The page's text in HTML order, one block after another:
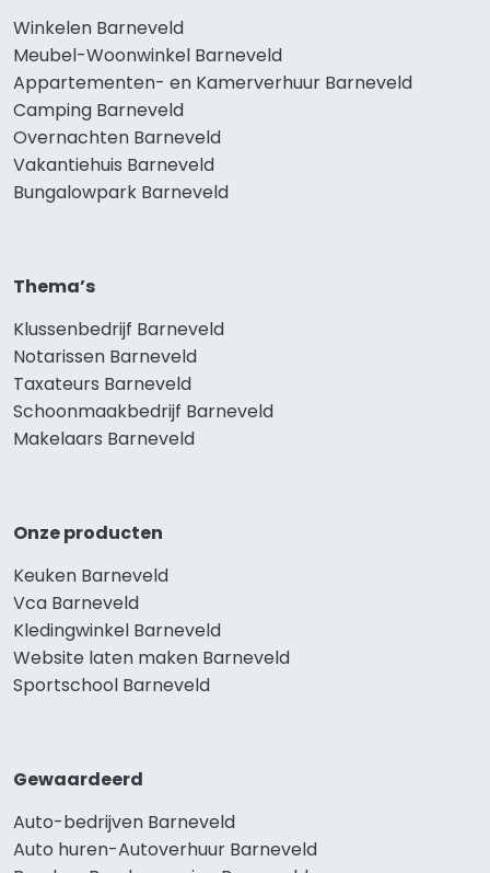
Winkelen Barneveld
Meubel-Woonwinkel Barneveld
Appartementen- en Kamerverhuur Barneveld
Camping Barneveld
Overnachten Barneveld
Vakantiehuis Barneveld
Bungalowpark Barneveld
Thema’s
Klussenbedrijf Barneveld
Notarissen Barneveld
Taxateurs Barneveld
Schoonmaakbedrijf Barneveld
Makelaars Barneveld
Onze producten
Keuken Barneveld
Vca Barneveld
Kledingwinkel Barneveld
Website laten maken Barneveld
Sportschool Barneveld
Gewaardeerd
Auto-bedrijven Barneveld
Auto huren-Autoverhuur Barneveld